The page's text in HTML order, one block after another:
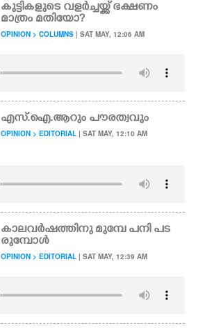
കുട്ടികളുടെ വളർച്ചയ്ക്ക് ഭക്ഷണം
മാത്രം മതിയോ?
OPINION > COLUMNS | SAT MAY, 12:06 AM
എസ്.ഐ.ആറും പൗരത്വവും
OPINION > EDITORIAL | SAT MAY, 12:10 AM
കാലവർഷത്തിനു മുമ്പേ പനി പട
രുമ്പോൾ
OPINION > EDITORIAL | SAT MAY, 12:39 AM